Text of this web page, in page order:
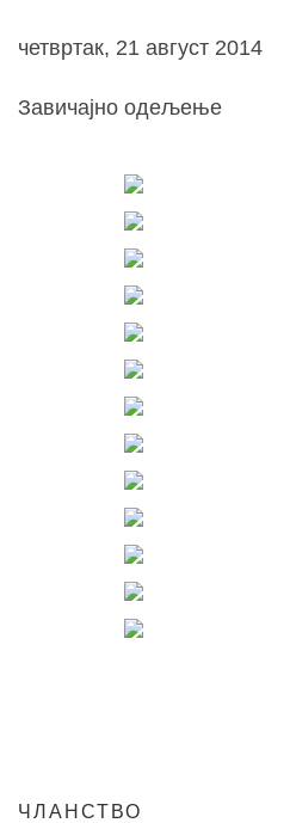
четвртак, 21 август 2014
Завичајно одељење
ЧЛАНСТВО